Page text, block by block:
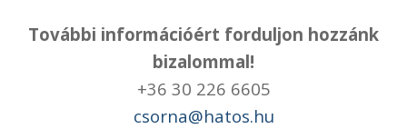
További információért forduljon hozzánk
bizalommal!
+36 30 226 6605
csorna@hatos.hu